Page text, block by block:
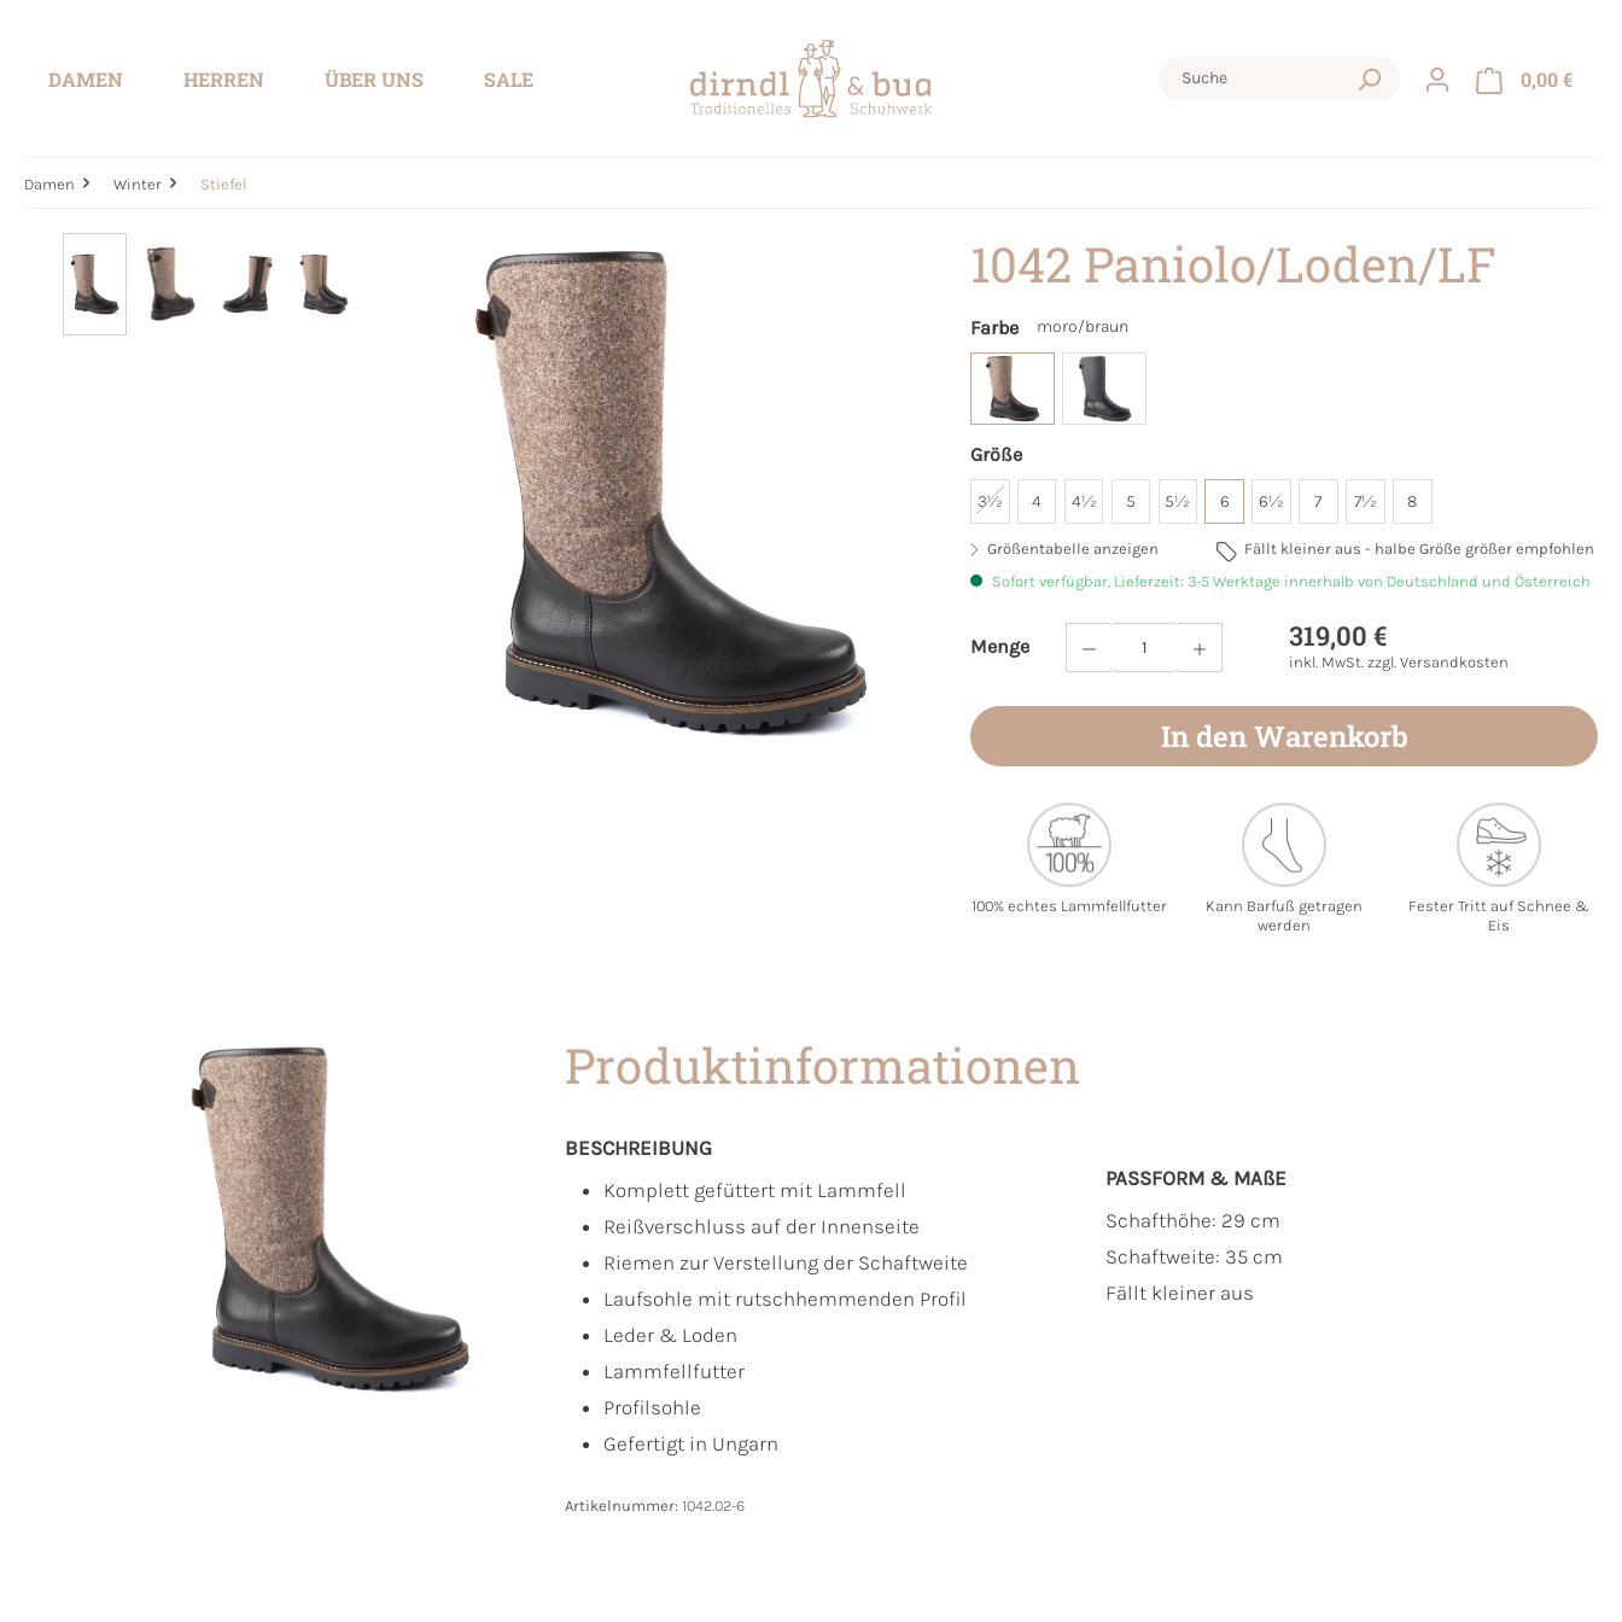
DAMEN HERREN ÜBER UNS SALE 0,00 €
Damen Winter Stiefel
Bildergalerie überspringen 1042 Paniolo/Loden/LF
Farbe moro/braun
Größe
3½ 4 4½ 5 5½ 6 6½ 7 7½ 8
Größentabelle anzeigen
Fällt kleiner aus - halbe Größe größer empfohlen
Sofort verfügbar, Lieferzeit: 3-5 Werktage innerhalb von Deutschland und Österreich
Menge
Produkt Anzahl: Gib den gewünschten Wert ein
319,00 €
inkl. MwSt. zzgl. Versandkosten
In den Warenkorb
100% echtes Lammfellfutter
Kann Barfuß getragen
werden
Fester Tritt auf Schnee &
Eis
Produktinformationen
BESCHREIBUNG
Komplett gefüttert mit Lammfell
Reißverschluss auf der Innenseite
Riemen zur Verstellung der Schaftweite
Laufsohle mit rutschhemmenden Profil
Leder & Loden
Lammfellfutter
Profilsohle
Gefertigt in Ungarn
PASSFORM & MAẞE
Schafthöhe: 29 cm
Schaftweite: 35 cm
Fällt kleiner aus
Artikelnummer: 1042.02-6